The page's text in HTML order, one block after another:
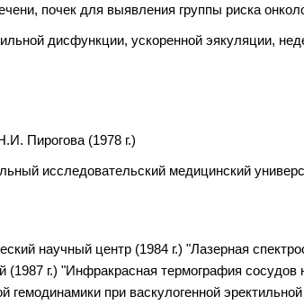
почек для выявления группы риска
дисфункции, ускоренной эякуляции,
Пирогова (1978 г.)
исследовательский медицинский
научный центр (1984 г.) "Лазерная
(1987 г.) "Инфракрасная термография
гемодинамики при васкулогенной